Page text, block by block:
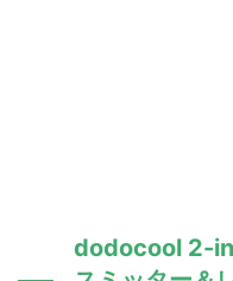
dodocool 2-